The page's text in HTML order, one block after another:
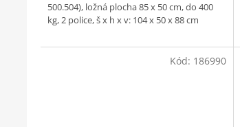
500.504), ložná plocha 85 x 50 cm, do 400
kg, 2 police, š x h x v: 104 x 50 x 88 cm
Kód: 186990